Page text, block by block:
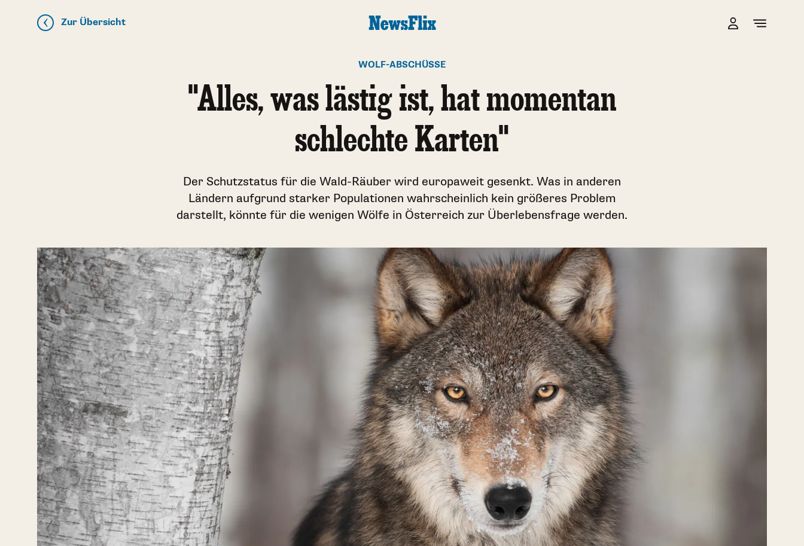
Zur Übersicht
WOLF-ABSCHÜSSE
"Alles, was lästig ist, hat momentan
schlechte Karten"
Der Schutzstatus für die Wald-Räuber wird europaweit gesenkt. Was in anderen
Ländern aufgrund starker Populationen wahrscheinlich kein größeres Problem
darstellt, könnte für die wenigen Wölfe in Österreich zur Überlebensfrage werden.